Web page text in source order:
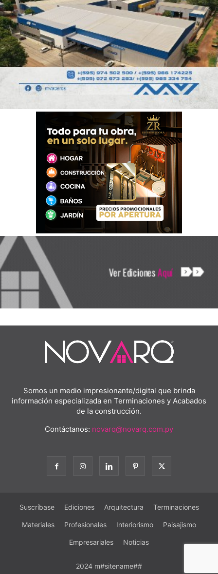
Somos un medio impresionante/digital que brinda
información especializada en Terminaciones y Acabados
de la construcción.
Contáctanos: novarq@novarq.com.py
Suscríbase Ediciones Arquitectura Terminaciones
Materiales Profesionales Interiorismo Paisajismo
Empresariales Noticias
2024 m#sitename##